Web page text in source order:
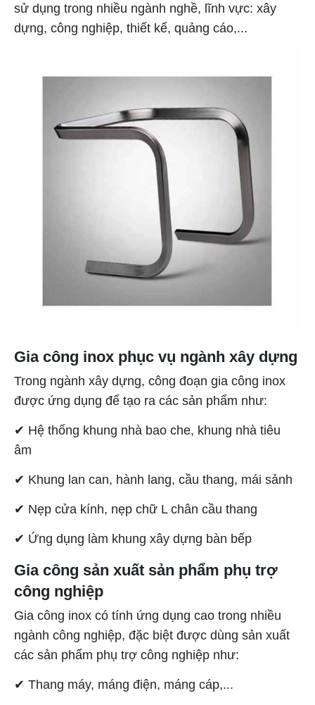
sử dụng trong nhiều ngành nghề, lĩnh vực: xây
dựng, công nghiệp, thiết kế, quảng cáo,...
Gia công inox phục vụ ngành xây dựng
Trong ngành xây dựng, công đoạn gia công inox
được ứng dụng để tạo ra các sản phẩm như:
✔ Hệ thống khung nhà bao che, khung nhà tiêu
âm
✔ Khung lan can, hành lang, cầu thang, mái sảnh
✔ Nẹp cửa kính, nẹp chữ L chân cầu thang
✔ Ứng dụng làm khung xây dựng bàn bếp
Gia công sản xuất sản phẩm phụ trợ
công nghiệp
Gia công inox có tính ứng dụng cao trong nhiều
ngành công nghiệp, đặc biệt được dùng sản xuất
các sản phẩm phụ trợ công nghiệp như:
✔ Thang máy, máng điện, máng cáp,...